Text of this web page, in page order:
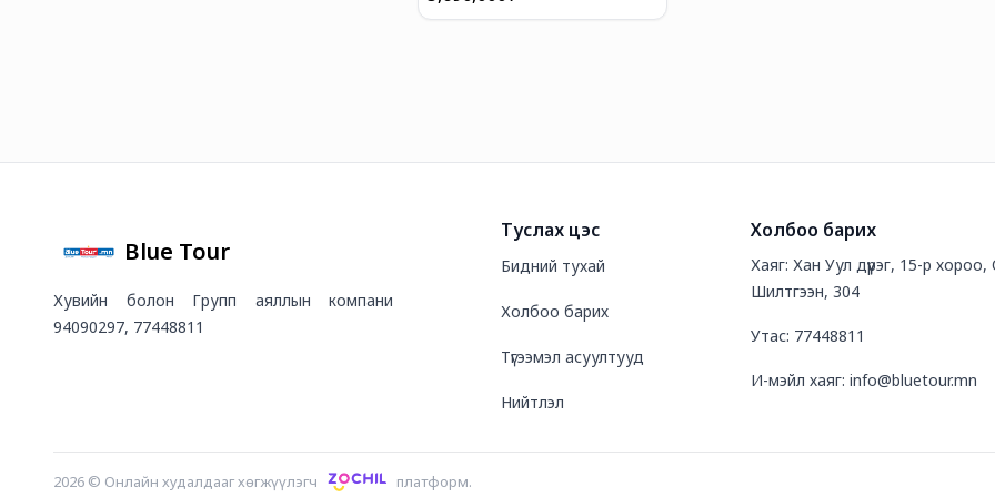
ӨДӨР
Blue Tour
Хувийн болон Групп аяллын компани
94090297, 77448811
Туслах цэс
Бидний тухай
Холбоо барих
Түгээмэл асуултууд
Нийтлэл
Холбоо барих
Хаяг: Хан Уул дүүрэг, 15-р хороо,
Шилтгээн, 304
Утас: 77448811
И-мэйл хаяг: info@bluetour.mn
2026 © Онлайн худалдааг хөгжүүлэгч платформ.